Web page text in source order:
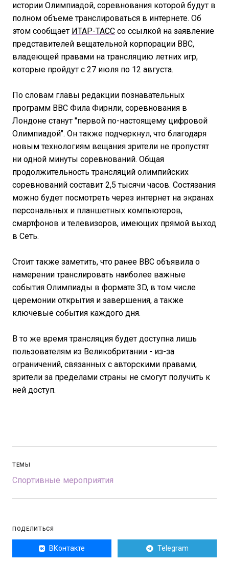
истории Олимпиадой, соревнования которой будут в
полном объеме транслироваться в интернете. Об
этом сообщает ИТАР-ТАСС со ссылкой на заявление
представителей вещательной корпорации BBC,
владеющей правами на трансляцию летних игр,
которые пройдут с 27 июля по 12 августа.
По словам главы редакции познавательных
программ BBC Фила Фирнли, соревнования в
Лондоне станут "первой по-настоящему цифровой
Олимпиадой". Он также подчеркнул, что благодаря
новым технологиям вещания зрители не пропустят
ни одной минуты соревнований. Общая
продолжительность трансляций олимпийских
соревнований составит 2,5 тысячи часов. Состязания
можно будет посмотреть через интернет на экранах
персональных и планшетных компьютеров,
смартфонов и телевизоров, имеющих прямой выход
в Сеть.
Стоит также заметить, что ранее BBC объявила о
намерении транслировать наиболее важные
события Олимпиады в формате 3D, в том числе
церемонии открытия и завершения, а также
ключевые события каждого дня.
В то же время трансляция будет доступна лишь
пользователям из Великобритании - из-за
ограничений, связанных с авторскими правами,
зрители за пределами страны не смогут получить к
ней доступ.
ТЕМЫ
Спортивные мероприятия
ПОДЕЛИТЬСЯ
ВКонтакте Telegram